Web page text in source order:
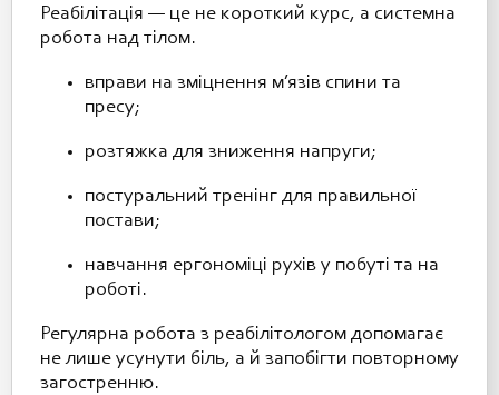
Реабілітація — це не короткий курс, а системна
робота над тілом.
вправи на зміцнення м’язів спини та
пресу;
розтяжка для зниження напруги;
постуральний тренінг для правильної
постави;
навчання ергономіці рухів у побуті та на
роботі.
Регулярна робота з реабілітологом допомагає
не лише усунути біль, а й запобігти повторному
загостренню.